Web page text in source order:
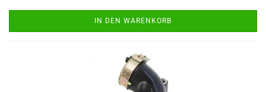
IN DEN WARENKORB